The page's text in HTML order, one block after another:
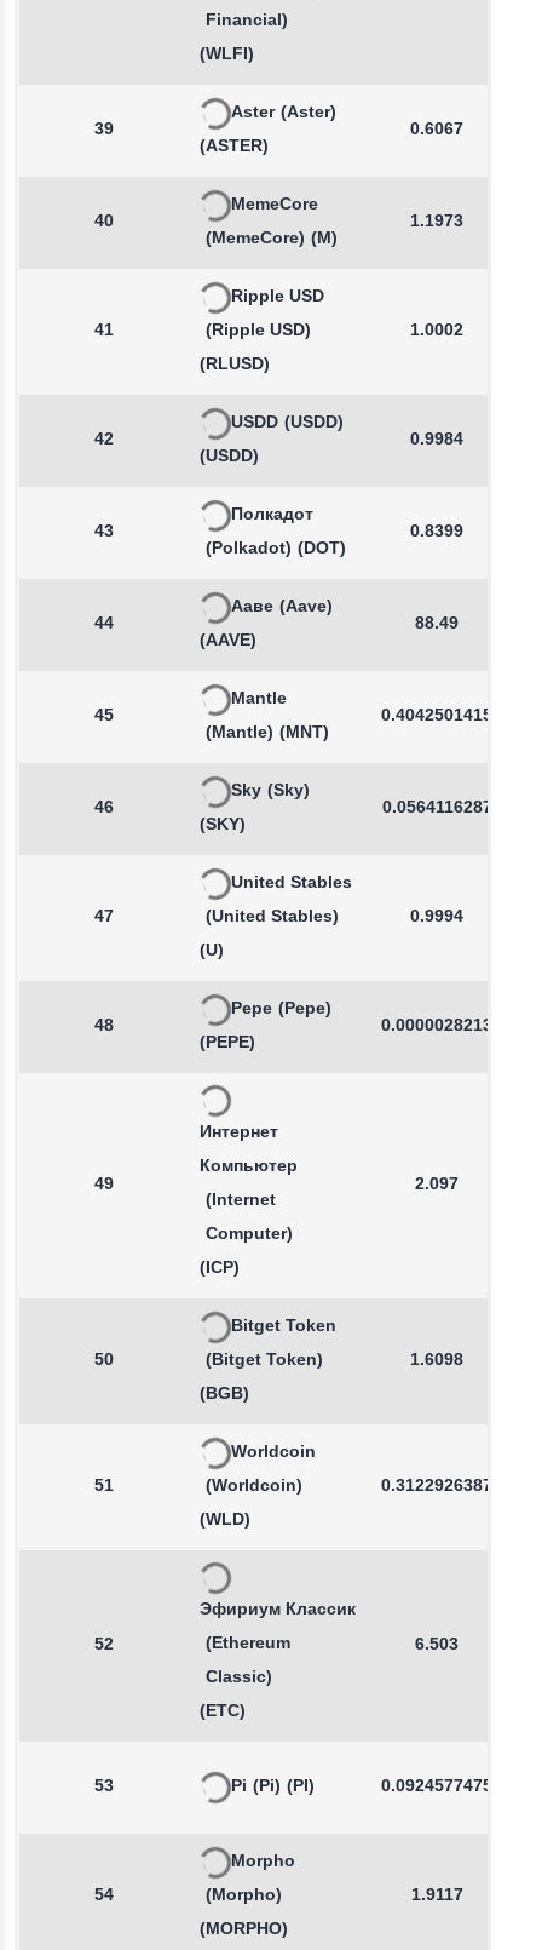
Financial)
(WLFI)
39
Aster (Aster)
(ASTER)
0.6067
40
MemeCore
(MemeCore) (M)
1.1973
41
Ripple USD
(Ripple USD)
(RLUSD)
1.0002
42
USDD (USDD)
(USDD)
0.9984
43
Полкадот
(Polkadot) (DOT)
0.8399
44
Ааве (Aave)
(AAVE)
88.49
45
Mantle
(Mantle) (MNT)
0.4042501415
46
Sky (Sky)
(SKY)
0.0564116287
47
United Stables
(United Stables)
(U)
0.9994
48
Pepe (Pepe)
(PEPE)
0.0000028213
49
Интернет
Компьютер
(Internet
Computer)
(ICP)
2.097
50
Bitget Token
(Bitget Token)
(BGB)
1.6098
51
Worldcoin
(Worldcoin)
(WLD)
0.3122926387
52
Эфириум Классик
(Ethereum
Classic)
(ETC)
6.503
53 Pi (Pi) (PI) 0.0924577475
54
Morpho
(Morpho)
(MORPHO)
1.9117